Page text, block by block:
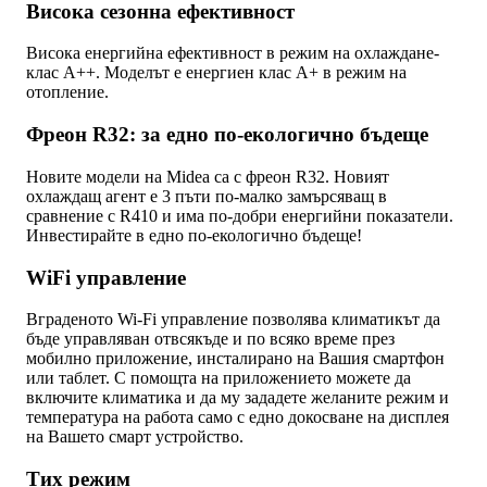
Висока сезонна ефективност
Висока енергийна ефективност в режим на охлаждане-
клас А++. Моделът е енергиен клас А+ в режим на
отопление.
Фреон R32: за едно по-екологично бъдеще
Новите модели на Midea са с фреон R32. Новият
охлаждащ агент е 3 пъти по-малко замърсяващ в
сравнение с R410 и има по-добри енергийни показатели.
Инвестирайте в едно по-екологично бъдеще!
WiFi управление
Вграденото Wi-Fi управление позволява климатикът да
бъде управляван отвсякъде и по всяко време през
мобилно приложение, инсталирано на Вашия смартфон
или таблет. С помощта на приложението можете да
включите климатика и да му зададете желаните режим и
температура на работа само с едно докосване на дисплея
на Вашето смарт устройство.
Тих режим